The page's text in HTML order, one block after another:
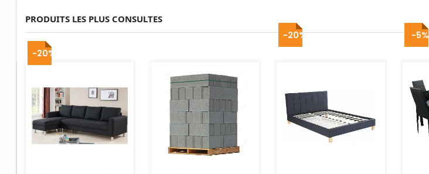
PRODUITS LES PLUS CONSULTES
-20%
-20% -5%